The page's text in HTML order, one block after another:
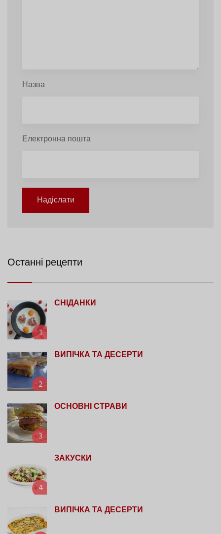
Назва
Електронна пошта
Надіслати
Останні рецепти
1
СНІДАНКИ
2
ВИПІЧКА ТА ДЕСЕРТИ
3
ОСНОВНІ СТРАВИ
4
ЗАКУСКИ
ВИПІЧКА ТА ДЕСЕРТИ